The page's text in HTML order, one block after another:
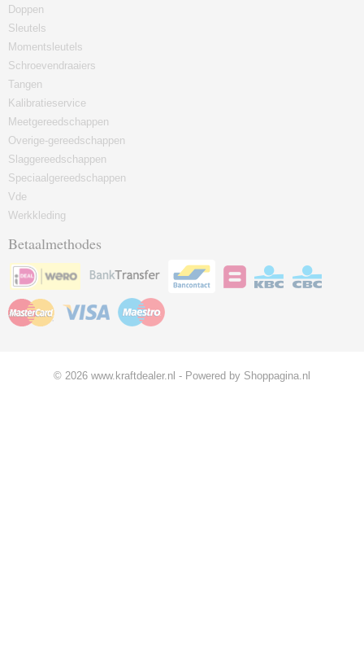
Doppen
Sleutels
Momentsleutels
Schroevendraaiers
Tangen
Kalibratieservice
Meetgereedschappen
Overige-gereedschappen
Slaggereedschappen
Speciaalgereedschappen
Vde
Werkkleding
Betaalmethodes
© 2026 www.kraftdealer.nl - Powered by Shoppagina.nl